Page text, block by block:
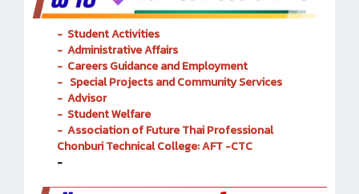
- Student Activities
- Administrative Affairs
- Careers Guidance and Employment
-Special Projects and Community Services
- Advisor
- Student Welfare
-Association of Future Thai Professional
Chonburi Technical College: AFT -CTC
-